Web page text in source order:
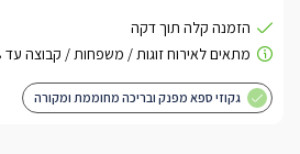
גקוזי ספא מפנק ובריכה מחוממת ומקורה